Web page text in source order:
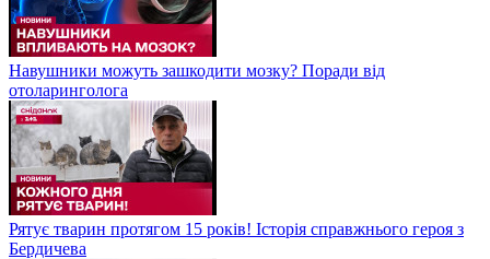
Навушники можуть зашкодити мозку? Поради від
отоларинголога
Рятує тварин протягом 15 років! Історія справжнього героя з
Бердичева